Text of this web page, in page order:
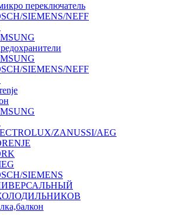
переключатель
SIEMENS/NEFF
SIEMENS/NEFF
ZANUSSI/AEG
SIEMENS
ХОЛОДИЛЬНИКОВ